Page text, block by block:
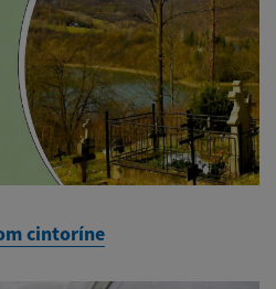
cintoríne